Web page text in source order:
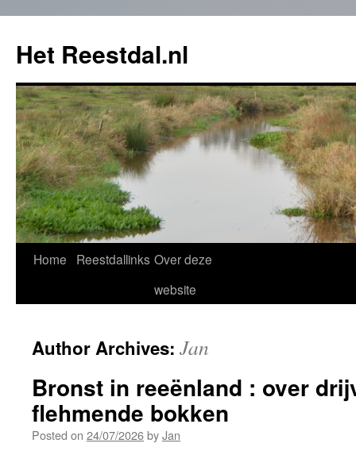
Het Reestdal.nl
Skip
Home Reestdallinks Over deze
website
Author Archives: Jan
Bronst in reeënland : over
flehmende bokken
Posted on 24/07/2026byJan